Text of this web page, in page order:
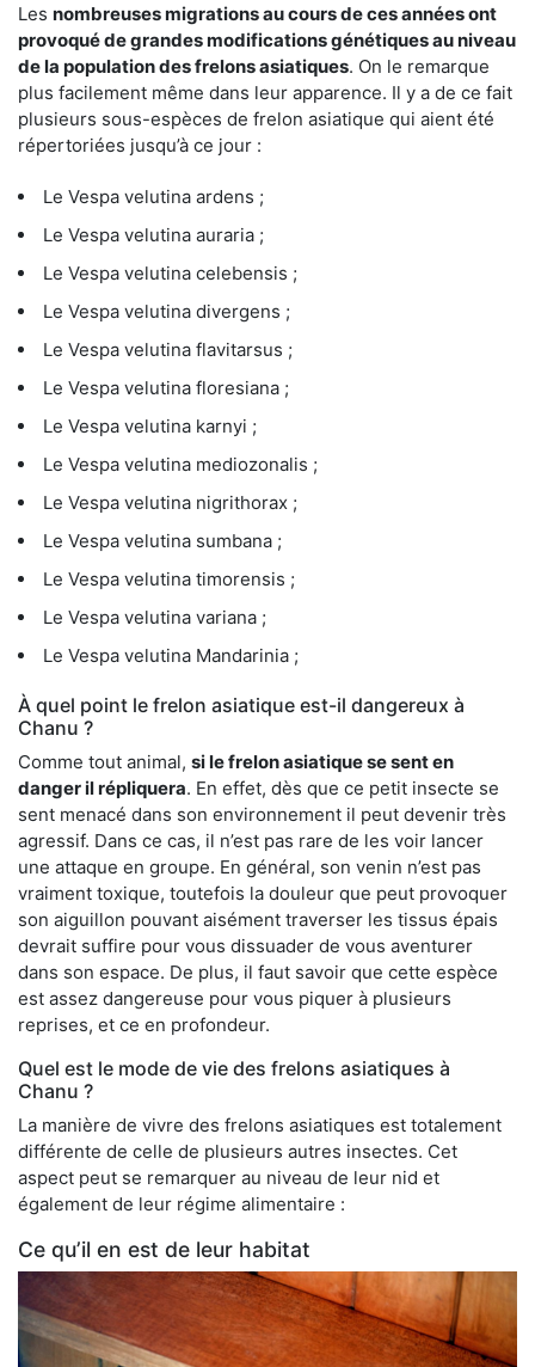
Les nombreuses migrations au cours de ces années ont
provoqué de grandes modifications génétiques au niveau
de la population des frelons asiatiques. On le remarque
plus facilement même dans leur apparence. Il y a de ce fait
plusieurs sous-espèces de frelon asiatique qui aient été
répertoriées jusqu’à ce jour :
Le Vespa velutina ardens ;
Le Vespa velutina auraria ;
Le Vespa velutina celebensis ;
Le Vespa velutina divergens ;
Le Vespa velutina flavitarsus ;
Le Vespa velutina floresiana ;
Le Vespa velutina karnyi ;
Le Vespa velutina mediozonalis ;
Le Vespa velutina nigrithorax ;
Le Vespa velutina sumbana ;
Le Vespa velutina timorensis ;
Le Vespa velutina variana ;
Le Vespa velutina Mandarinia ;
À quel point le frelon asiatique est-il dangereux à
Chanu ?
Comme tout animal, si le frelon asiatique se sent en
danger il répliquera. En effet, dès que ce petit insecte se
sent menacé dans son environnement il peut devenir très
agressif. Dans ce cas, il n’est pas rare de les voir lancer
une attaque en groupe. En général, son venin n’est pas
vraiment toxique, toutefois la douleur que peut provoquer
son aiguillon pouvant aisément traverser les tissus épais
devrait suffire pour vous dissuader de vous aventurer
dans son espace. De plus, il faut savoir que cette espèce
est assez dangereuse pour vous piquer à plusieurs
reprises, et ce en profondeur.
Quel est le mode de vie des frelons asiatiques à
Chanu ?
La manière de vivre des frelons asiatiques est totalement
différente de celle de plusieurs autres insectes. Cet
aspect peut se remarquer au niveau de leur nid et
également de leur régime alimentaire :
Ce qu’il en est de leur habitat